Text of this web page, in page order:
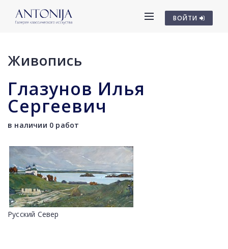
ВОЙТИ
Живопись
Глазунов Илья
Сергеевич
в наличии 0 работ
Русский Север